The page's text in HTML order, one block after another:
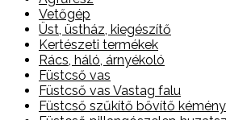
Vetőgép
Üst, üstház, kiegészítő
Kertészeti termékek
Rács, háló, árnyékoló
Füstcső vas
Füstcső vas Vastag falu
Füstcső szűkítő bővítő